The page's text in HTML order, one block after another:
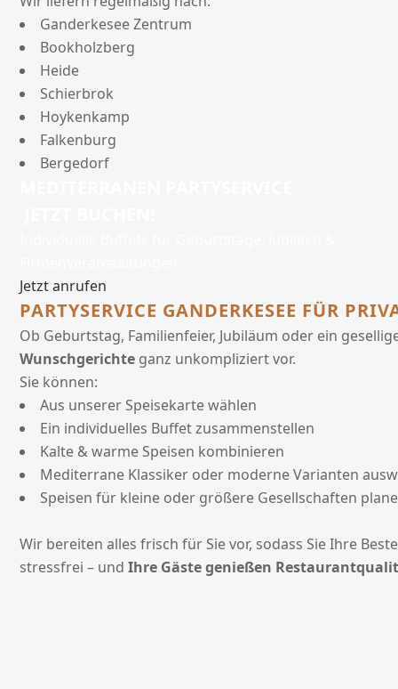
Ganderkesee Zentrum
Bookholzberg
Heide
Schierbrok
Hoykenkamp
Falkenburg
Bergedorf
Jetzt anrufen
PARTYSERVICE GANDERKESEE FÜR
Ob Geburtstag, Familienfeier, Jubiläum oder ein
Wunschgerichte ganz unkompliziert vor.
Sie können:
Aus unserer Speisekarte wählen
Ein individuelles Buffet zusammenstellen
Kalte & warme Speisen kombinieren
Mediterrane Klassiker oder moderne Varianten
Speisen für kleine oder größere Gesellschaften
Wir bereiten alles frisch für Sie vor, sodass Sie Ihre
stressfrei – undIhre Gäste genießen